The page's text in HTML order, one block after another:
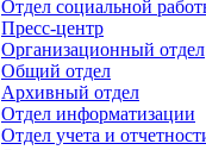
Отдел социальной
Пресс-центр
Организационный отдел
Общий отдел
Архивный отдел
Отдел информатизации
Отдел учета и